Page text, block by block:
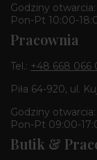
Godziny otwarcia:
Pon-Pt 10:00-
Pracownia
Tel.: +48 668 066
Piła 64-920, ul.
Godziny otwarcia:
Pon-Pt 09:00-
Butik &